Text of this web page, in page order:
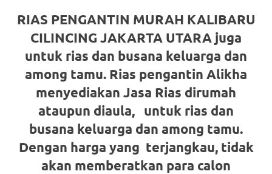
Discount
replica
watches.
click
watches.
Get
RIAS PENGANTIN MURAH KALIBARU
CILINCING JAKARTA UTARA juga
untuk rias dan busana keluarga dan
among tamu. Rias pengantin Alikha
menyediakan Jasa Rias dirumah
ataupun diaula, untuk rias dan
busana keluarga dan among tamu.
Dengan harga yang terjangkau, tidak
akan memberatkan para calon